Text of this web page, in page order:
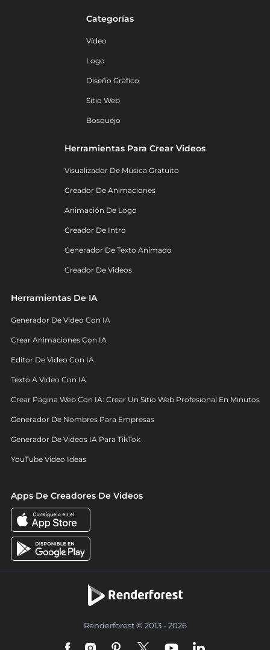
Categorías
Vídeo
Logo
Diseño Gráfico
Sitio Web
Bosquejo
Herramientas Para Crear Videos
Visualizador De Música Gratuito
Creador De Animaciones
Animación De Logo
Creador De Intro
Generador De Texto Animado
Creador De Videos
Herramientas De IA
Generador De Video Con IA
Crear Animaciones Con IA
Editor De Video Con IA
Texto A Video Con IA
Crear Página Web Con IA: Crear Un Sitio Web Profesional En Minutos
Generador De Nombres Para Empresas
Generador De Videos IA Para TikTok
YouTube Video Ideas
Apps De Creadores De Videos
Renderforest © 2013 - 2026